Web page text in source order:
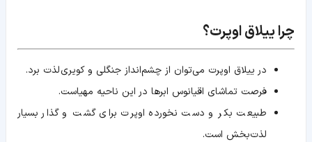
چرا ییلاق اوپرت؟
در ییلاق اوپرت می‌توان از چشم‌انداز جنگلی و کویری لذت برد.
فرصت تماشای اقیانوس ابرها در این ناحیه مهیاست.
طبیعت بکر و دست نخورده اوپرت برای گشت و گذار بسیار
لذت‌بخش است.